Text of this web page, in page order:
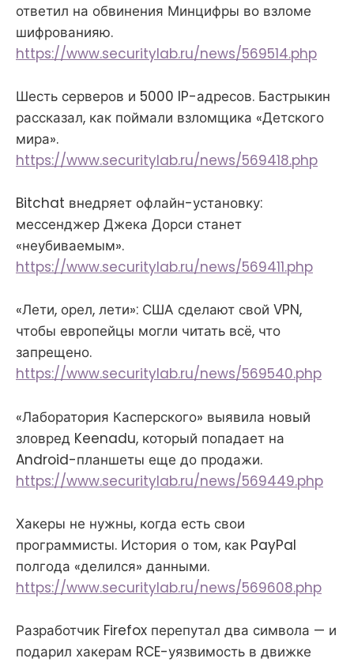
ответил на обвинения Минцифры во взломе
шифрованияю.
https://www.securitylab.ru/news/569514.php
Шесть серверов и 5000 IP-адресов. Бастрыкин
рассказал, как поймали взломщика «Детского
мира».
https://www.securitylab.ru/news/569418.php
Bitchat внедряет офлайн-установку:
мессенджер Джека Дорси станет
«неубиваемым».
https://www.securitylab.ru/news/569411.php
«Лети, орел, лети»: США сделают свой VPN,
чтобы европейцы могли читать всё, что
запрещено.
https://www.securitylab.ru/news/569540.php
«Лаборатория Касперского» выявила новый
зловред Keenadu, который попадает на
Android-планшеты еще до продажи.
https://www.securitylab.ru/news/569449.php
Хакеры не нужны, когда есть свои
программисты. История о том, как PayPal
полгода «делился» данными.
https://www.securitylab.ru/news/569608.php
Разработчик Firefox перепутал два символа — и
подарил хакерам RCE-уязвимость в движке